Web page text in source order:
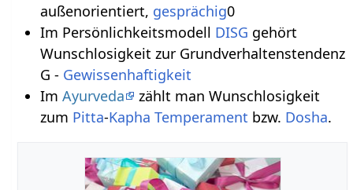
außenorientiert, gesprächig0
Im Persönlichkeitsmodell DISG gehört
Wunschlosigkeit zur Grundverhaltenstendenz
G - Gewissenhaftigkeit
Im Ayurveda
zählt man Wunschlosigkeit
zum Pitta-Kapha Temperament bzw. Dosha.